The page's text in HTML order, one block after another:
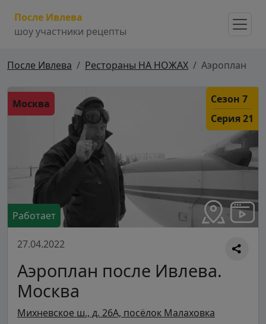
После Ивлева
шоу участники рецепты
После Ивлева Рестораны НА НОЖАХ Аэроплан
Москва
Сезон 7
Серия 21
Работает
27.04.2022
Аэроплан после Ивлева.
Москва
Михневское ш., д. 26А, посёлок Малаховка